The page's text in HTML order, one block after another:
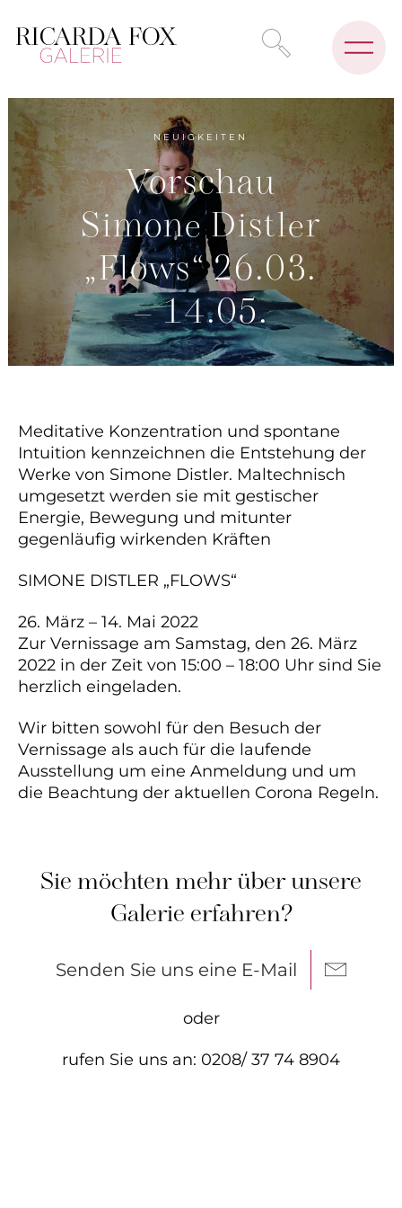
NEUIGKEITEN
Vorschau
Simone Distler
„Flows“ 26.03.
– 14.05.
Meditative Konzentration und spontane
Intuition kennzeichnen die Entstehung der
Werke von Simone Distler. Maltechnisch
umgesetzt werden sie mit gestischer
Energie, Bewegung und mitunter
gegenläufig wirkenden Kräften
SIMONE DISTLER „FLOWS“
26. März – 14. Mai 2022
Zur Vernissage am Samstag, den 26. März
2022 in der Zeit von 15:00 – 18:00 Uhr sind Sie
herzlich eingeladen.
Wir bitten sowohl für den Besuch der
Vernissage als auch für die laufende
Ausstellung um eine Anmeldung und um
die Beachtung der aktuellen Corona Regeln.
Sie möchten mehr über unsere
Galerie erfahren?
Senden Sie uns eine E-Mail
oder
rufen Sie uns an: 0208/ 37 74 8904